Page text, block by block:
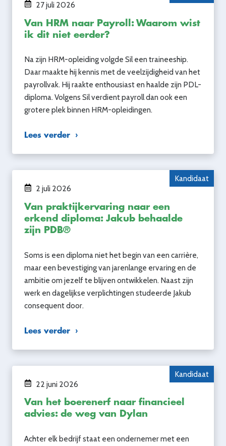
27 juli 2026
Van HRM naar Payroll: Waarom wist
ik dit niet eerder?
Na zijn HRM-opleiding volgde Sil een traineeship.
Daar maakte hij kennis met de veelzijdigheid van het
payrollvak. Hij raakte enthousiast en haalde zijn PDL-
diploma. Volgens Sil verdient payroll dan ook een
grotere plek binnen HRM-opleidingen.
Lees verder
Kandidaat
2 juli 2026
Van praktijkervaring naar een
erkend diploma: Jakub behaalde
zijn PDB®
Soms is een diploma niet het begin van een carrière,
maar een bevestiging van jarenlange ervaring en de
ambitie om jezelf te blijven ontwikkelen. Naast zijn
werk en dagelijkse verplichtingen studeerde Jakub
consequent door.
Lees verder
Kandidaat
22 juni 2026
Van het boerenerf naar financieel
advies: de weg van Dylan
Achter elk bedrijf staat een ondernemer met een